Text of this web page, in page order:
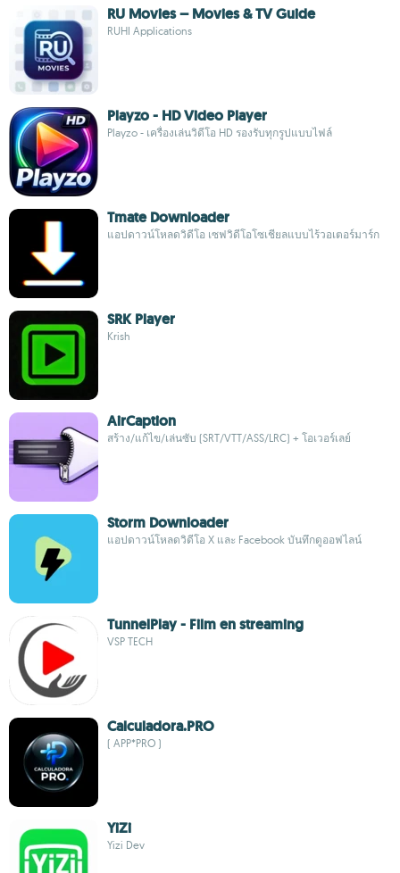
RU Movies – Movies & TV Guide
RUHI Applications
Playzo - HD Video Player
Playzo - เครื่องเล่นวิดีโอ HD รองรับทุกรูปแบบไฟล์
Tmate Downloader
แอปดาวน์โหลดวิดีโอ เซฟวิดีโอโซเชียลแบบไร้วอเตอร์มาร์ก
SRK Player
Krish
AirCaption
สร้าง/แก้ไข/เล่นซับ (SRT/VTT/ASS/LRC) + โอเวอร์เลย์
Storm Downloader
แอปดาวน์โหลดวิดีโอ X และ Facebook บันทึกดูออฟไลน์
TunnelPlay - Film en streaming
VSP TECH
Calculadora.PRO
( APP*PRO )
YiZi
Yizi Dev